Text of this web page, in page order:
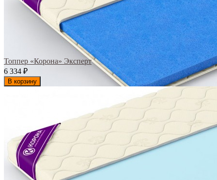
Топпер «Корона» Эксперт
6 334 ₽
В корзину